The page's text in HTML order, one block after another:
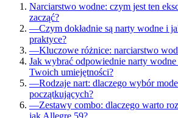
Narciarstwo wodne: czym jest ten
zacząć?
—Czym dokładnie są narty wodne i
praktyce?
—Kluczowe różnice: narciarstwo
Jak wybrać odpowiednie narty wodne
Twoich umiejętności?
—Rodzaje nart: dlaczego wybór
początkujących?
—Zestawy combo: dlaczego warto
jak Allegre 59?